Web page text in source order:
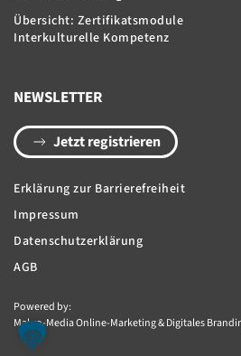
Übersicht: Zertifikatsmodule
Interkulturelle Kompetenz
NEWSLETTER
Jetzt registrieren
Erklärung zur Barrierefreiheit
Impressum
Datenschutzerklärung
AGB
Powered by:
Makro-Media Online-Marketing & Digitales